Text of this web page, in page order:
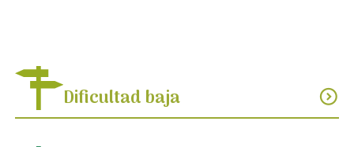
Dificultad baja expand_circle_down